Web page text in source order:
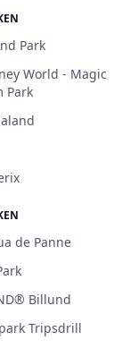
Park
World - Magic
Park
de Panne
Billund
Tripsdrill